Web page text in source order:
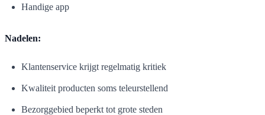
Handige app
Nadelen:
Klantenservice krijgt regelmatig kritiek
Kwaliteit producten soms teleurstellend
Bezorggebied beperkt tot grote steden